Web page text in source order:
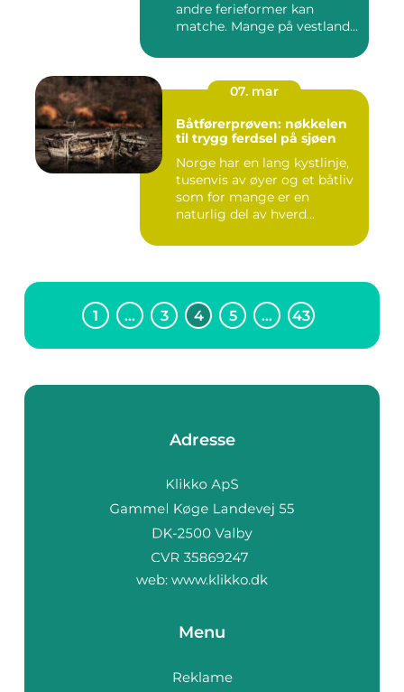
andre ferieformer kan
matche. Mange på vestland...
07. mar
Båtførerprøven: nøkkelen
til trygg ferdsel på sjøen
Norge har en lang kystlinje,
tusenvis av øyer og et båtliv
som for mange er en
naturlig del av hverd...
1 … 3 4 5 … 43
Adresse
web: www.klikko.dk
Menu
Reklame